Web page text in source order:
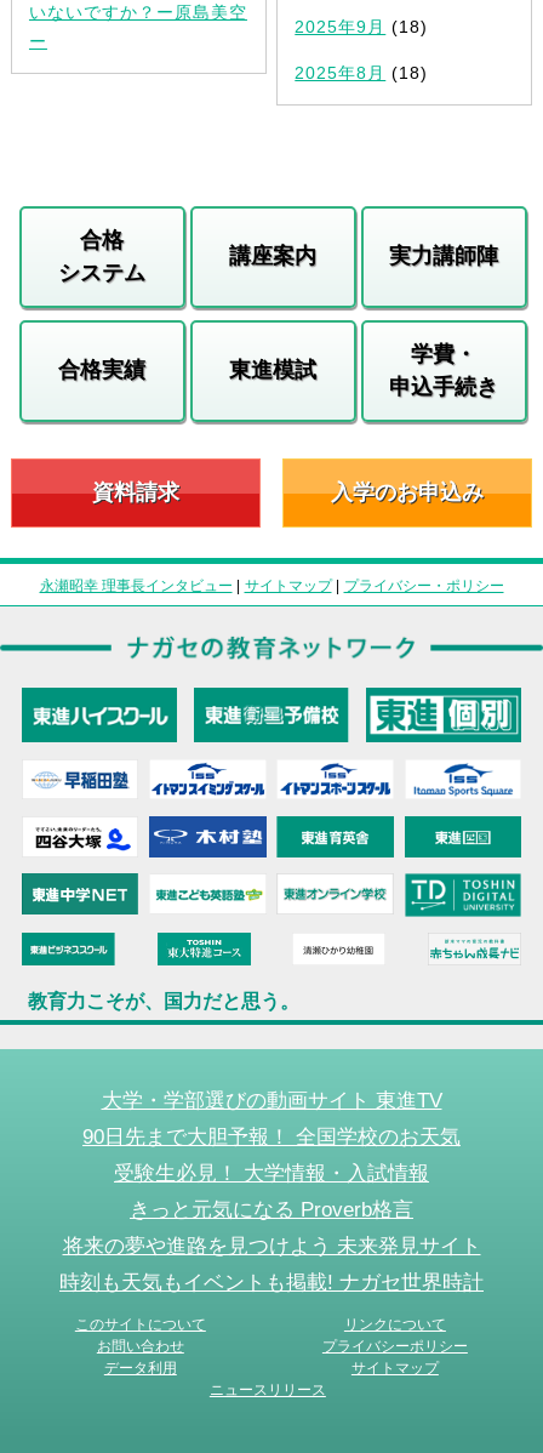
いないですか？ー原島美空
ー
2025年9月 (18)
2025年8月 (18)
合格
システム
講座案内 実力講師陣
合格実績 東進模試
学費・
申込手続き
資料請求 入学のお申込み
永瀬昭幸 理事長インタビュー サイトマップ| プライバシー・ポリシー
教育力こそが、国力だと思う。
大学・学部選びの動画サイト 東進TV
90日先まで大胆予報！ 全国学校のお天気
受験生必見！ 大学情報・入試情報
きっと元気になる Proverb格言
将来の夢や進路を見つけよう 未来発見サイト
時刻も天気もイベントも掲載! ナガセ世界時計
このサイトについて
リンクについて
お問い合わせ
プライバシーポリシー
データ利用
サイトマップ
ニュースリリース